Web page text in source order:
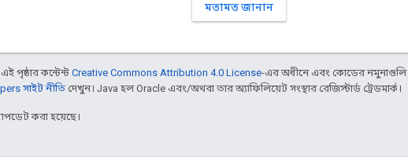
মতামত জানান
পৃষ্ঠার কন্টেন্ট Creative Commons Attribution 4.0 License-এর অধীনে এবং কোডের নমুনাগুলি
সাইট নীতি দেখুন। Java হল Oracle এবং/অথবা তার অ্যাফিলিয়েট সংস্থার রেজিস্টার্ড ট্রেডমার্ক।
করা হয়েছে।